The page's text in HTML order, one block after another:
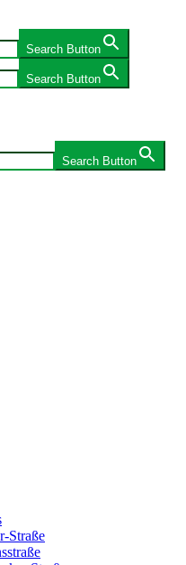
Search Button
Search Button
Search Button
Straße